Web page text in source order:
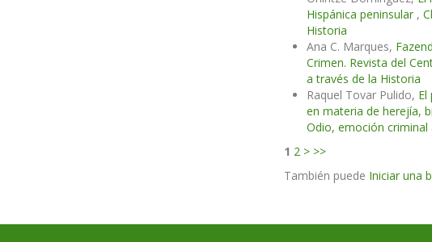
Hispánica peninsular ,
Historia
Ana C. Marques,
Crimen. Revista del
a través de la Historia
Raquel Tovar Pulido,
en materia de herejía,
Odio, emoción
1 2 > >>
También puede Iniciar una